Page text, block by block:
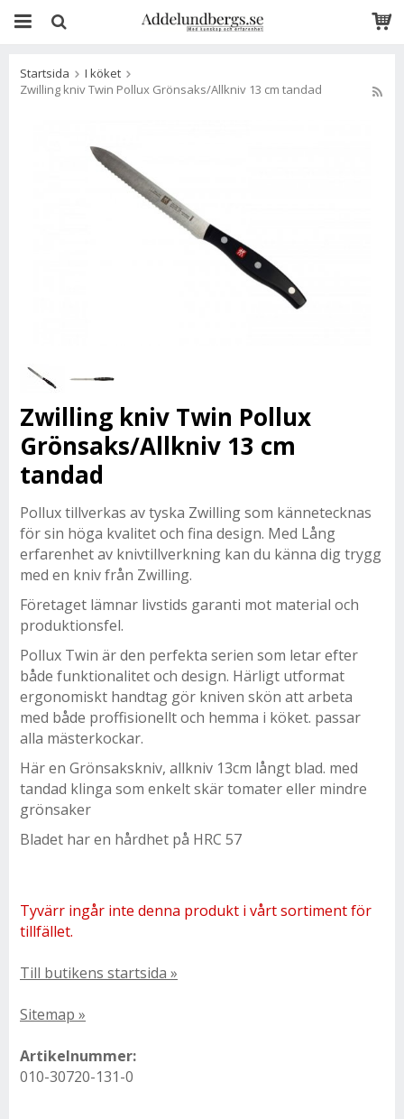
Startsida
I köket
Zwilling kniv Twin Pollux Grönsaks/Allkniv 13 cm tandad
Zwilling kniv Twin Pollux
Grönsaks/Allkniv 13 cm
tandad
Pollux tillverkas av tyska Zwilling som kännetecknas
för sin höga kvalitet och fina design. Med Lång
erfarenhet av knivtillverkning kan du känna dig trygg
med en kniv från Zwilling.
Företaget lämnar livstids garanti mot material och
produktionsfel.
Pollux Twin är den perfekta serien som letar efter
både funktionalitet och design. Härligt utformat
ergonomiskt handtag gör kniven skön att arbeta
med både proffisionellt och hemma i köket. passar
alla mästerkockar.
Här en Grönsakskniv, allkniv 13cm långt blad. med
tandad klinga som enkelt skär tomater eller mindre
grönsaker
Bladet har en hårdhet på HRC 57
Tyvärr ingår inte denna produkt i vårt sortiment för
tillfället.
Till butikens startsida »
Sitemap »
Artikelnummer:
010-30720-131-0